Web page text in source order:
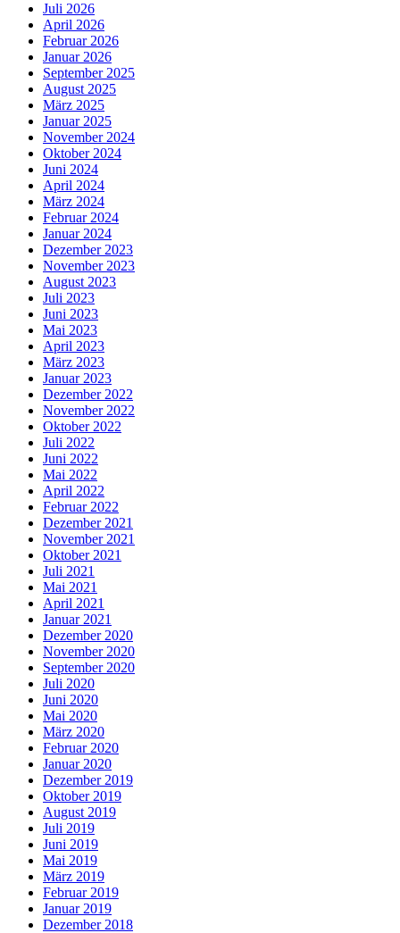
Juli 2026
April 2026
Februar 2026
Januar 2026
September 2025
August 2025
März 2025
Januar 2025
November 2024
Oktober 2024
Juni 2024
April 2024
März 2024
Februar 2024
Januar 2024
Dezember 2023
November 2023
August 2023
Juli 2023
Juni 2023
Mai 2023
April 2023
März 2023
Januar 2023
Dezember 2022
November 2022
Oktober 2022
Juli 2022
Juni 2022
Mai 2022
April 2022
Februar 2022
Dezember 2021
November 2021
Oktober 2021
Juli 2021
Mai 2021
April 2021
Januar 2021
Dezember 2020
November 2020
September 2020
Juli 2020
Juni 2020
Mai 2020
März 2020
Februar 2020
Januar 2020
Dezember 2019
Oktober 2019
August 2019
Juli 2019
Juni 2019
Mai 2019
März 2019
Februar 2019
Januar 2019
Dezember 2018